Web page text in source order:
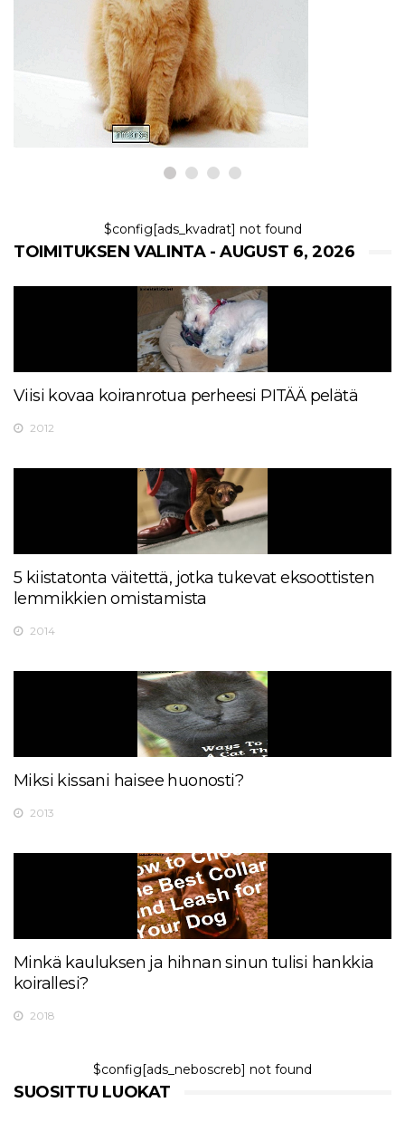
5 parasta syytä, miksi kissa
oksentaa ruokaa mutta
käyttäytyy normaalisti
6,2026
$config[ads_kvadrat] not found
TOIMITUKSEN VALINTA - AUGUST 6, 2026
Viisi kovaa koiranrotua perheesi PITÄÄ pelätä
2012
5 kiistatonta väitettä, jotka tukevat eksoottisten
lemmikkien omistamista
2014
Miksi kissani haisee huonosti?
2013
Minkä kauluksen ja hihnan sinun tulisi hankkia
koirallesi?
2018
$config[ads_neboscreb] not found
SUOSITTU LUOKAT